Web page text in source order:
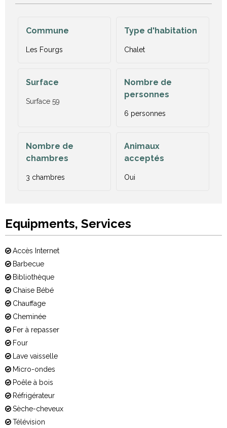
Commune
Les Fourgs
Type d'habitation
Chalet
Surface
Surface 59
Nombre de
personnes
6 personnes
Nombre de
chambres
3 chambres
Animaux
acceptés
Oui
Equipments, Services
Accès Internet
Barbecue
Bibliothèque
Chaise Bébé
Chauffage
Cheminée
Fer à repasser
Four
Lave vaisselle
Micro-ondes
Poêle à bois
Réfrigérateur
Sèche-cheveux
Télévision